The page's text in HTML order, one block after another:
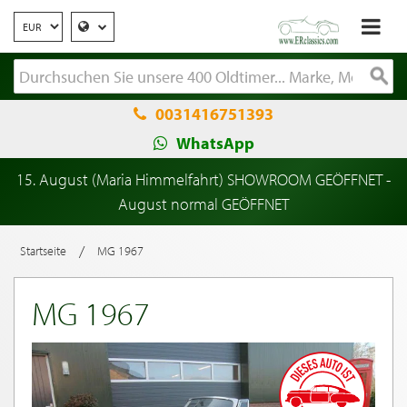
0031416751393
WhatsApp
15. August (Maria Himmelfahrt) SHOWROOM GEÖFFNET -
August normal GEÖFFNET
Startseite / MG 1967
MG 1967